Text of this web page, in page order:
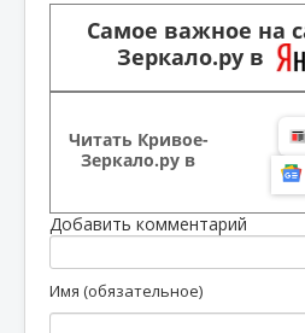
Самое важное на
Зеркало.ру в
Читать Кривое-
Зеркало.ру в
Добавить комментарий
Имя (обязательное)